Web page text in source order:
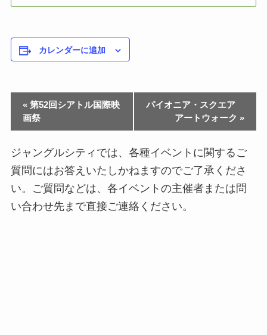
カレンダーに追加
«第52回シアトル国際映
画祭
パイオニア・スクエア
アートウォーク »
ジャングルシティでは、各種イベントに関するご
質問にはお答えいたしかねますのでご了承くださ
い。ご質問などは、各イベントの主催者または問
い合わせ先まで直接ご連絡ください。